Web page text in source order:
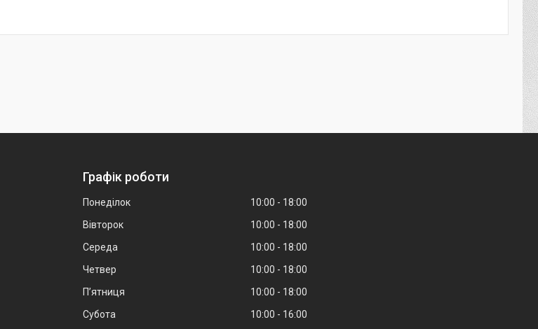
Графік роботи
Понеділок 10:00
18:00
Вівторок
10:00
18:00
Середа
10:00
18:00
Четвер
10:00
18:00
Пʼятниця
10:00
18:00
Субота
10:00
16:00